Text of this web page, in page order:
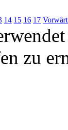
14 15 16 17
zu